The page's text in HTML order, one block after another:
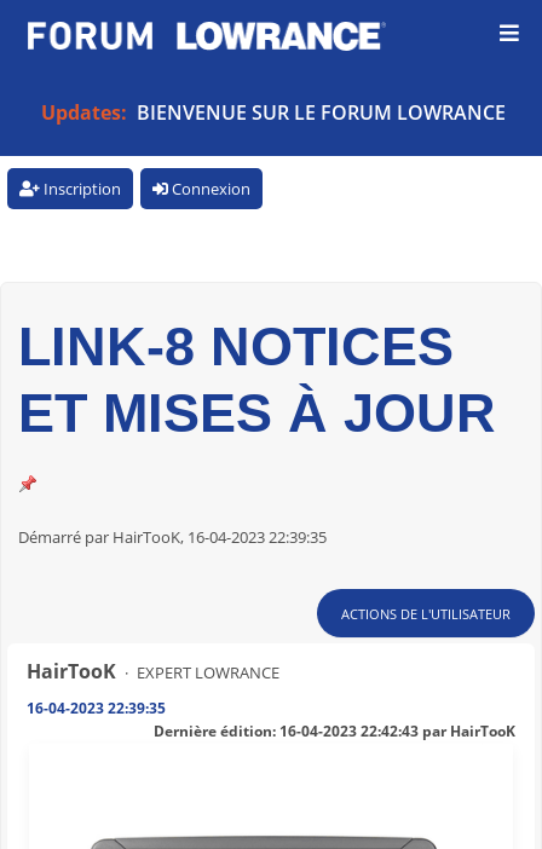
Updates: BIENVENUE SUR LE FORUM LOWRANCE
Inscription Connexion
LINK-8 NOTICES
ET MISES À JOUR
Démarré par HairTooK, 16-04-2023 22:39:35
ACTIONS DE L'UTILISATEUR
HairTooK EXPERT LOWRANCE
16-04-2023 22:39:35
Dernière édition: 16-04-2023 22:42:43 par HairTooK